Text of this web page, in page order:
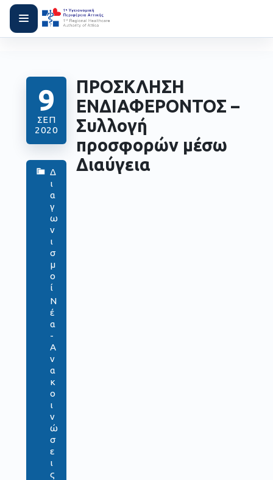
9
ΣΕΠ
2020
Δ
ι
α
γ
ω
ν
ι
σ
μ
ο
ί
Ν
έ
α
-
Α
ν
α
κ
ο
ι
ν
ώ
σ
ε
ι
ς
ΠΡΟΣΚΛΗΣΗ
ΕΝΔΙΑΦΕΡΟΝΤΟΣ –
Συλλογή
προσφορών μέσω
Διαύγεια